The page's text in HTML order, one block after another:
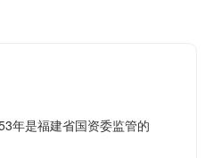
年是福建省国资委监管的